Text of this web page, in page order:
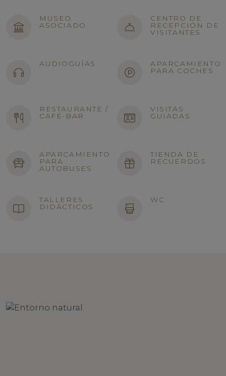
MUSEO
ASOCIADO
CENTRO DE
RECEPCIÓN DE
VISITANTES
AUDIOGUÍAS APARCAMIENTO
PARA COCHES
RESTAURANTE /
CAFÉ-BAR
VISITAS
GUIADAS
APARCAMIENTO
PARA
AUTOBUSES
TIENDA DE
RECUERDOS
TALLERES
DIDÁCTICOS
WC